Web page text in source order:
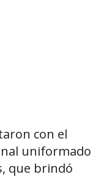
con el
uniformado
que brindó